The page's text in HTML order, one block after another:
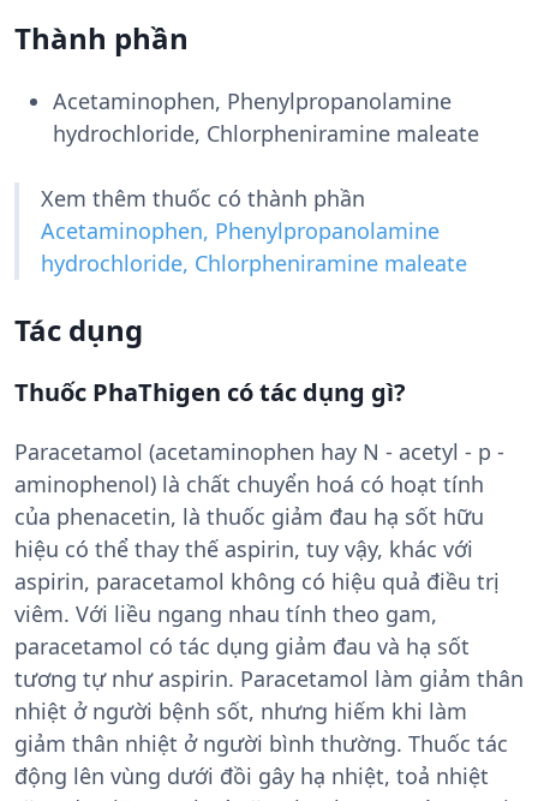
Thành phần
Acetaminophen, Phenylpropanolamine
hydrochloride, Chlorpheniramine maleate
Xem thêm thuốc có thành phần
Acetaminophen, Phenylpropanolamine
hydrochloride, Chlorpheniramine maleate
Tác dụng
Thuốc PhaThigen có tác dụng gì?
Paracetamol (acetaminophen hay N - acetyl - p -
aminophenol) là chất chuyển hoá có hoạt tính
của phenacetin, là thuốc giảm đau hạ sốt hữu
hiệu có thể thay thế aspirin, tuy vậy, khác với
aspirin, paracetamol không có hiệu quả điều trị
viêm. Với liều ngang nhau tính theo gam,
paracetamol có tác dụng giảm đau và hạ sốt
tương tự như aspirin. Paracetamol làm giảm thân
nhiệt ở người bệnh sốt, nhưng hiếm khi làm
giảm thân nhiệt ở người bình thường. Thuốc tác
động lên vùng dưới đồi gây hạ nhiệt, toả nhiệt